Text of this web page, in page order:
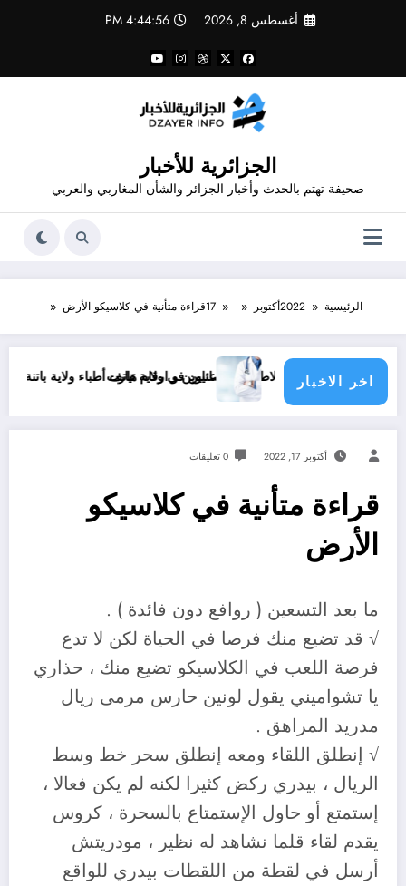
أغسطس 8, 2026 4:44:56 PM
الجزائرية للأخبار
صحيفة تهتم بالحدث وأخبار الجزائر والشأن المغاربي والعربي
الرئيسية 2022أكتوبر 17قراءة متأنية في كلاسيكو الأرض
اخر الاخبار
هاتف الاطباء الاخصائيين في ولاية تيارتعناوين و ارقام هاتف أطباء ولاية باتنة .. عناوين
أكتوبر 17, 2022 0 تعليقات
قراءة متأنية في كلاسيكو
الأرض
ما بعد التسعين ( روافع دون فائدة ) .
√ قد تضيع منك فرصا في الحياة لكن لا تدع
فرصة اللعب في الكلاسيكو تضيع منك ، حذاري
يا تشواميني يقول لونين حارس مرمى ريال
مدريد المراهق .
√ إنطلق اللقاء ومعه إنطلق سحر خط وسط
الريال ، بيدري ركض كثيرا لكنه لم يكن فعالا ،
إستمتع أو حاول الإستمتاع بالسحرة ، كروس
يقدم لقاء قلما نشاهد له نظير ، مودريتش
أرسل في لقطة من اللقطات بيدري للواقع